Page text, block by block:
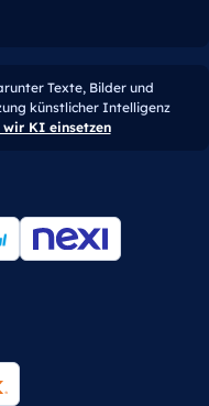
Texte, Bilder und
künstlicher Intelligenz
KI einsetzen